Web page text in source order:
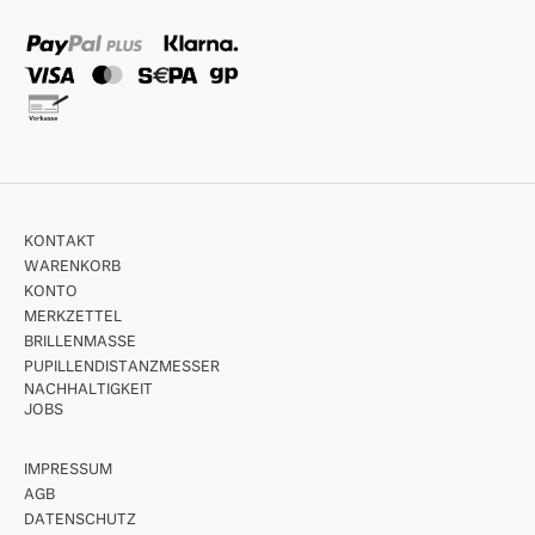
KONTAKT
WARENKORB
KONTO
MERKZETTEL
BRILLENMASSE
PUPILLENDISTANZMESSER
NACHHALTIGKEIT
JOBS
IMPRESSUM
AGB
DATENSCHUTZ